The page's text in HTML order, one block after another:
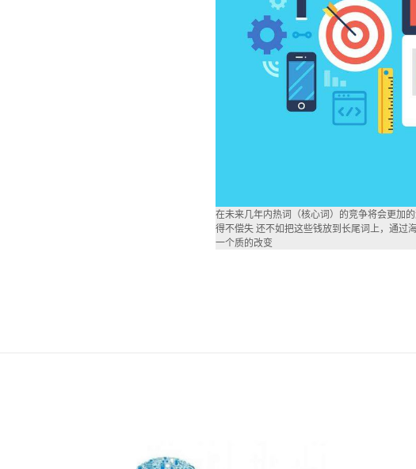
在未来几年内热词（核心词）的竞争将会更加
得不偿失 还不如把这些钱放到长尾词上，通过
一个质的改变